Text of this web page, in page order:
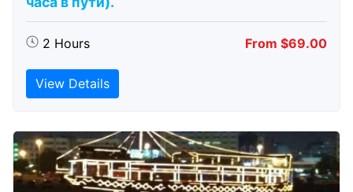
2 Hours From $69.00
View Details